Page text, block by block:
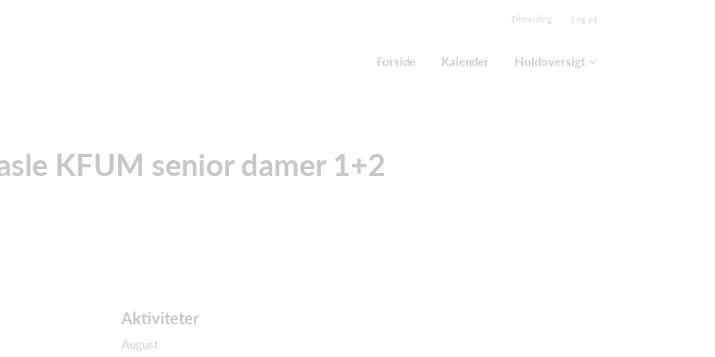
Tilmelding Log på
Forside Kalender Holdoversigt
KFUM senior damer 1+2
Aktiviteter
August